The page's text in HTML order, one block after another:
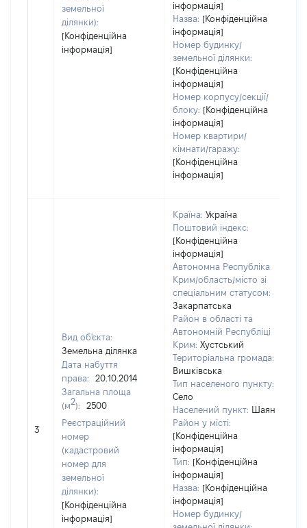
земельної
ділянки):
[Конфіденційна
інформація]
інформація]
Назва: [Конфіденційна
інформація]
Номер будинку/
земельної ділянки:
[Конфіденційна
інформація]
Номер корпусу/секції/
блоку: [Конфіденційна
інформація]
Номер квартири/
кімнати/гаражу:
[Конфіденційна
інформація]
3
Вид об'єкта:
Земельна ділянка
Дата набуття
права:
20.10.2014
Загальна площа
(м2):
2500
Реєстраційний
номер
(кадастровий
номер для
земельної
ділянки):
[Конфіденційна
інформація]
Країна: Україна
Поштовий індекс:
[Конфіденційна
інформація]
Автономна Республіка
Крим/область/місто зі
спеціальним статусом:
Закарпатська
Район в області та
Автономній Республіці
Крим: Хустський
Територіальна громада:
Вишківська
Тип населеного пункту:
Село
Населений пункт:
Шаян
Район у місті:
[Конфіденційна
інформація]
Тип: [Конфіденційна
інформація]
Назва: [Конфіденційна
інформація]
Номер будинку/